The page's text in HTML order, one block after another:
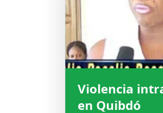
Violencia
en Quibdó